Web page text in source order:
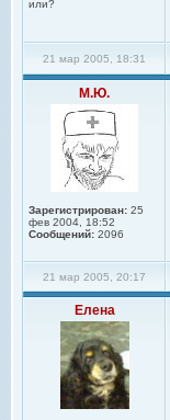
или?
21 мар 2005, 18:31
М.Ю.
Зарегистрирован: 25
фев 2004, 18:52
Сообщений: 2096
21 мар 2005, 20:17
Елена